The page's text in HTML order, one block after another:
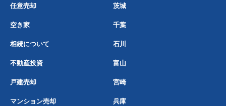
任意売却 茨城
空き家 千葉
相続について 石川
不動産投資 富山
戸建売却 宮崎
マンション売却 兵庫